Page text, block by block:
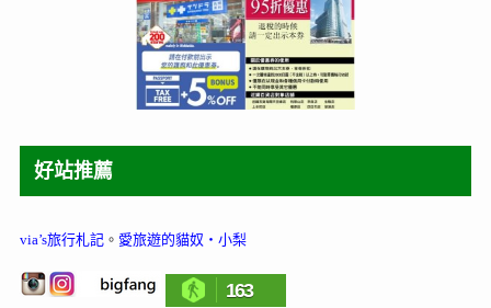
好站推薦
via’s旅行札記。 愛旅遊的貓奴‧小梨
163